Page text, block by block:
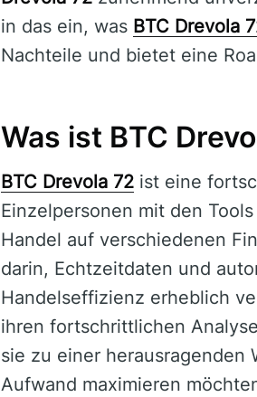
in das ein, was BTC Drevola
Nachteile und bietet eine
Was ist BTC
BTC Drevola 72 ist eine
Einzelpersonen mit den
Handel auf verschiedenen
darin, Echtzeitdaten und
Handelseffizienz erheblich
ihren fortschrittlichen
sie zu einer herausragenden
Aufwand maximieren